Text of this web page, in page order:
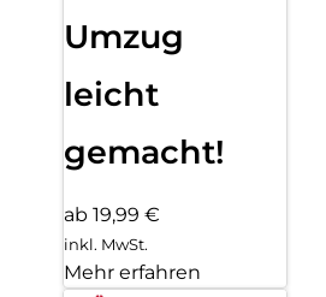
Umzug
leicht
gemacht!
ab 19,99 €
inkl. MwSt.
Mehr erfahren